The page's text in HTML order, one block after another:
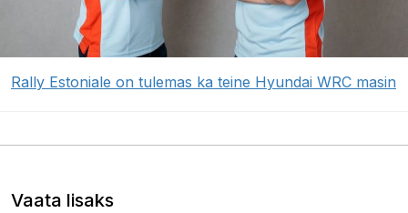
Rally Estoniale on tulemas ka teine Hyundai WRC masin
Vaata lisaks